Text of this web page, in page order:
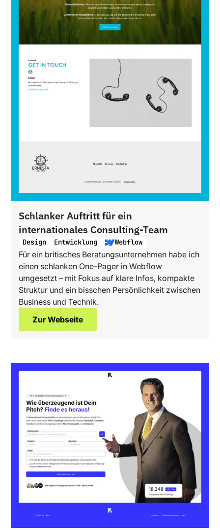
Schlanker Auftritt für ein
internationales Consulting-Team
Design Entwicklung Webflow
Für ein britisches Beratungsunternehmen habe ich
einen schlanken One-Pager in Webflow
umgesetzt – mit Fokus auf klare Infos, kompakte
Struktur und ein bisschen Persönlichkeit zwischen
Business und Technik.
Zur Webseite
Max Dreyer
VERFÜGBAR
Dein Erfolg beginnt hier –
Starte jetzt!
Individuelle Webseiten die begeistern.
Projekt anfragen
White-Label
Kontakt
© 2020, 2026 Max Dreyer. Alle Rechte vorbehalten.
Impressum
Datenschutz